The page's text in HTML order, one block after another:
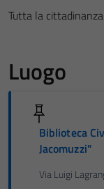
Tutta la cittadinanza
Luogo
Biblioteca
Jacomuzzi"
Via Luigi